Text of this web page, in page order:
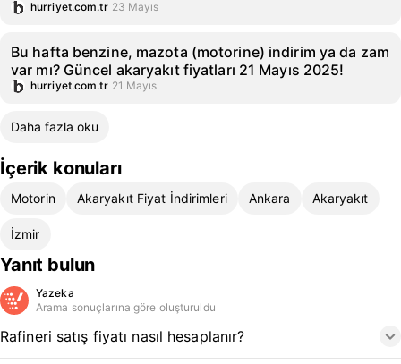
hurriyet.com.tr 23 Mayıs
Bu hafta benzine, mazota (motorine) indirim ya da zam
var mı? Güncel akaryakıt fiyatları 21 Mayıs 2025!
hurriyet.com.tr 21 Mayıs
Daha fazla oku
İçerik konuları
Motorin Akaryakıt Fiyat İndirimleri Ankara Akaryakıt
İzmir
Yanıt bulun
Yazeka
Arama sonuçlarına göre oluşturuldu
Rafineri satış fiyatı nasıl hesaplanır?